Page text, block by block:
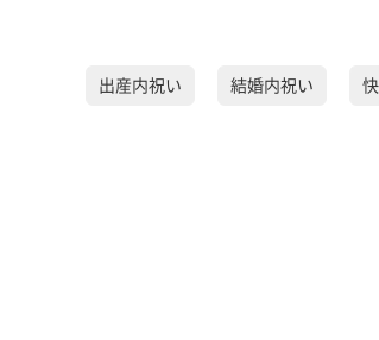
出産内祝い 結婚内祝い